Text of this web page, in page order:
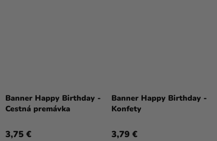
Banner Happy Birthday -
Cestná premávka
3,75 €
Banner Happy Birthday -
Konfety
3,79 €